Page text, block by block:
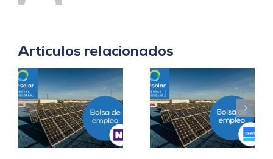
Artículos relacionados
Project Manager en
Madrid
Prácticas
Departamento
Ingeniería B2B en
Sevilla